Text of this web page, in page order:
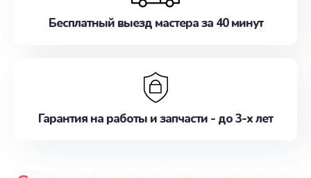
Бесплатный выезд мастера за 40 минут
Гарантия на работы и запчасти - до 3-х лет